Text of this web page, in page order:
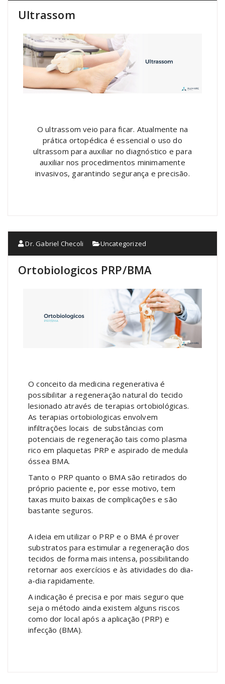
Ultrassom
O ultrassom veio para ficar. Atualmente na
prática ortopédica é essencial o uso do
ultrassom para auxiliar no diagnóstico e para
auxiliar nos procedimentos minimamente
invasivos, garantindo segurança e precisão.
Dr. Gabriel Checoli Uncategorized
Ortobiologicos PRP/BMA
O conceito da medicina regenerativa é
possibilitar a regeneração natural do tecido
lesionado através de terapias ortobiológicas.
As terapias ortobiologicas envolvem
infiltrações locais de substâncias com
potenciais de regeneração tais como plasma
rico em plaquetas PRP e aspirado de medula
óssea BMA.
Tanto o PRP quanto o BMA são retirados do
próprio paciente e, por esse motivo, tem
taxas muito baixas de complicações e são
bastante seguros.
A ideia em utilizar o PRP e o BMA é prover
substratos para estimular a regeneração dos
tecidos de forma mais intensa, possibilitando
retornar aos exercícios e às atividades do dia-
a-dia rapidamente.
A indicação é precisa e por mais seguro que
seja o método ainda existem alguns riscos
como dor local após a aplicação (PRP) e
infecção (BMA).